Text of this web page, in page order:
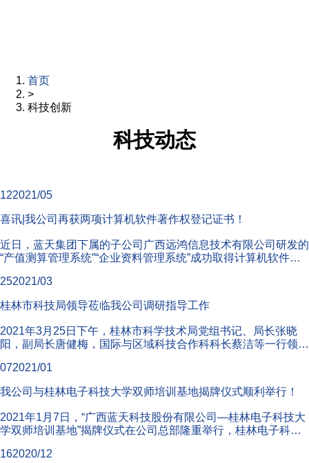
首页
>
科技创新
科技动态
122021/05
喜讯|我公司再获两项计算机软件著作权登记证书！
近日，蓝天集团下属的子公司广西远鸿信息技术有限公司研发的
“产值测算管理系统”“企业资料管理系统”成功取得计算机软件著
决和技术革新，与相关人员进行...
252021/03
桂林市科技局领导莅临我公司调研指导工作
2021年3月25日下午，桂林市科学技术局党组书记、局长张晓
阳，副局长唐健梅，国际与区域科技合作科科长蔡洁等一行领导
专家徐开琦及公司管理层全程陪同。...
072021/01
我公司与桂林电子科技大学双师培训基地揭牌仪式顺利举行！
2021年1月7日，“广西蓝天科技股份有限公司—桂林电子科技大
学双师培训基地”揭牌仪式在公司总部隆重举行，桂林电子科技
司副院长、建筑总工程师覃全文、副...
162020/12